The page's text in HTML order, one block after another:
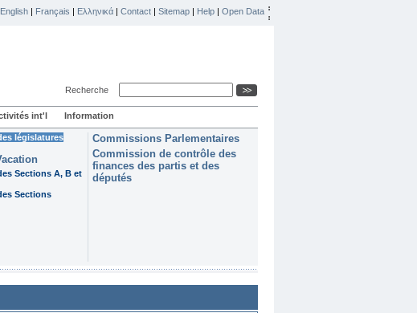
English | Français | Ελληνικά | Contact | Sitemap | Help | Open Data
Recherche
int'l Information
législatures
Sections A, B et
Sections
Commissions Parlementaires
Commission de contrôle des
finances des partis et des
députés